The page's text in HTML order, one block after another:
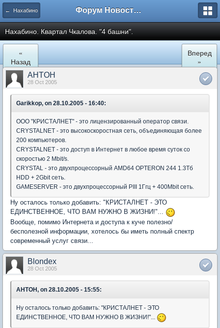
← Нахабино Форум Новостройки
Нахабино. Квартал Чкалова. "4 башни".
«
Назад
Вперед
»
AHTOH
28 Oct 2005
Garikkop, on 28.10.2005 - 16:40:
ООО "КРИСТАЛНЕТ" - это лицензированный оператор связи.
CRYSTALNET - это высокоскоростная сеть, объединяющая более
200 компьютеров.
CRYSTALNET - это доступ в Интернет в любое время суток со
скоростью 2 Mbit/s.
CRYSTAL - это двухпроцессорный AMD64 OPTERON 244 1.3Тб
HDD + 2Gbit сеть.
GAMESERVER - это двухпроцессорный PIII 1Ггц + 400Mbit сеть.
Ну осталось только добавить: "КРИСТАЛНЕТ - ЭТО
ЕДИНСТВЕННОЕ, ЧТО ВАМ НУЖНО В ЖИЗНИ!"...
Вообще, помимо Интернета и доступа к куче полезно/
бесполезной информации, хотелось бы иметь полный спектр
современный услуг связи...
Blondex
28 Oct 2005
AHTOH, on 28.10.2005 - 15:55:
Ну осталось только добавить: "КРИСТАЛНЕТ - ЭТО
ЕДИНСТВЕННОЕ, ЧТО ВАМ НУЖНО В ЖИЗНИ!"...